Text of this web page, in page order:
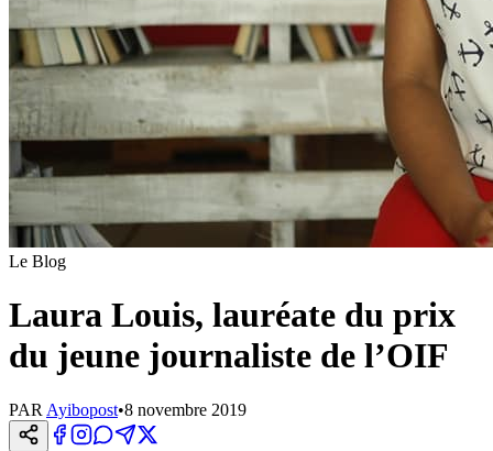
Le Blog
Laura Louis, lauréate du prix
du jeune journaliste de l’OIF
PAR Ayibopost•8 novembre 2019